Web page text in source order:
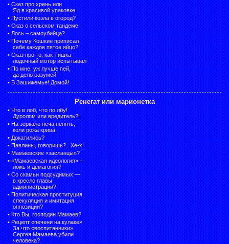
• Сказ про хрень или
Яд в красивой упаковке
• Пустили козла в огород?
• Сказ о сельском тандеме
• Лось – самоубийца?
• Почему Кошкин приписал
себе каждое пятое яйцо?
• Сказ про то, как Тишка
лодочный мотор испытывал
• По мне, уж лучше пей,
да дело разумей
• В Зашижемье! Домой!
Ренегат или марионетка
• Что в лоб, что по лбу!
Дуролом или вредитель?!
• На зеркало неча пенять,
коли рожа крива
• Докатились?
• Павлины, говоришь?.. Хе-х!
• Мамаевские «засланцы»?
• «Мамаевская идеология» –
ложь и демагогия?
• Со скамьи подсудимых —
в кресло главы
администрации?
• Политическая проституция,
спекуляция и имитация
оппозиции?
• Кто Вы, господин Мамаев?
• Рецепт «печени на кулаке».
За что «воспитанники»
Сергея Мамаева убили
человека?